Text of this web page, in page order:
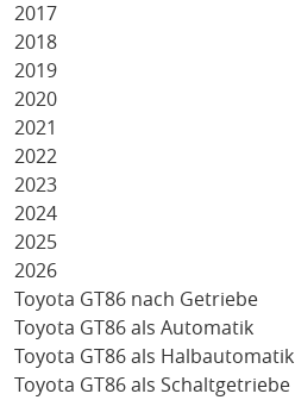
2017
2018
2019
2020
2021
2022
2023
2024
2025
2026
Toyota GT86 nach Getriebe
Toyota GT86 als Automatik
Toyota GT86 als Halbautomatik
Toyota GT86 als Schaltgetriebe